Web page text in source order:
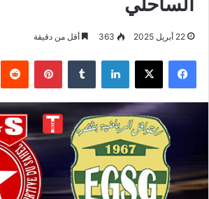
22 أبريل 2025 363 أقل من دقيقة
فيسبوك ‫X لينكدإن بينتيريست